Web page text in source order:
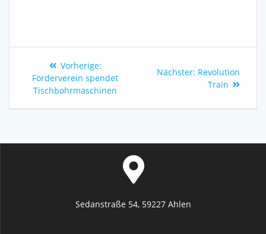
Vorherige:
Förderverein spendet
Tischbohrmaschinen
Nächster: Revolution
Train
Sedanstraße 54, 59227 Ahlen